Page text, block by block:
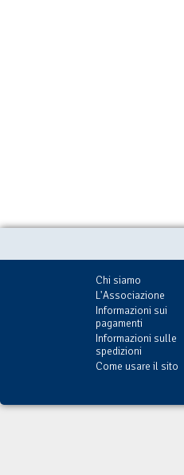
Chi siamo
L'Associazione
Informazioni sui
pagamenti
Informazioni sulle
spedizioni
Come usare il sito